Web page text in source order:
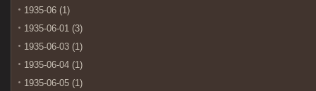
1935-06 (1)
1935-06-01 (3)
1935-06-03 (1)
1935-06-04 (1)
1935-06-05 (1)